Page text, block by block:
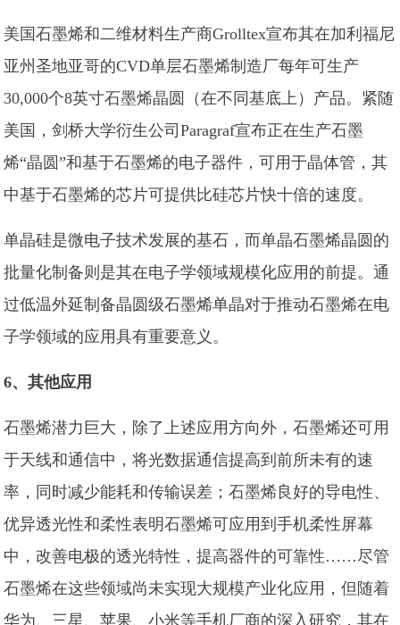
美国石墨烯和二维材料生产商Grolltex宣布其在加利福尼
亚州圣地亚哥的CVD单层石墨烯制造厂每年可生产
30,000个8英寸石墨烯晶圆（在不同基底上）产品。紧随
美国，剑桥大学衍生公司Paragraf宣布正在生产石墨
烯“晶圆”和基于石墨烯的电子器件，可用于晶体管，其
中基于石墨烯的芯片可提供比硅芯片快十倍的速度。
单晶硅是微电子技术发展的基石，而单晶石墨烯晶圆的
批量化制备则是其在电子学领域规模化应用的前提。通
过低温外延制备晶圆级石墨烯单晶对于推动石墨烯在电
子学领域的应用具有重要意义。
6、其他应用
石墨烯潜力巨大，除了上述应用方向外，石墨烯还可用
于天线和通信中，将光数据通信提高到前所未有的速
率，同时减少能耗和传输误差；石墨烯良好的导电性、
优异透光性和柔性表明石墨烯可应用到手机柔性屏幕
中，改善电极的透光特性，提高器件的可靠性……尽管
石墨烯在这些领域尚未实现大规模产业化应用，但随着
华为、三星、苹果、小米等手机厂商的深入研究，其在